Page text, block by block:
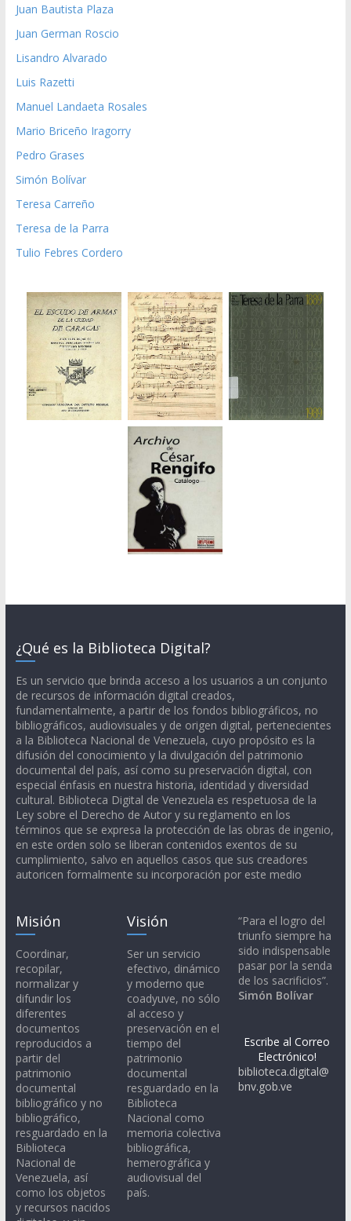
Juan Bautista Plaza
Juan German Roscio
Lisandro Alvarado
Luis Razetti
Manuel Landaeta Rosales
Mario Briceño Iragorry
Pedro Grases
Simón Bolívar
Teresa Carreño
Teresa de la Parra
Tulio Febres Cordero
¿Qué es la Biblioteca Digital?
Es un servicio que brinda acceso a los usuarios a un conjunto
de recursos de información digital creados,
fundamentalmente, a partir de los fondos bibliográficos, no
bibliográficos, audiovisuales y de origen digital, pertenecientes
a la Biblioteca Nacional de Venezuela, cuyo propósito es la
difusión del conocimiento y la divulgación del patrimonio
documental del país, así como su preservación digital, con
especial énfasis en nuestra historia, identidad y diversidad
cultural. Biblioteca Digital de Venezuela es respetuosa de la
Ley sobre el Derecho de Autor y su reglamento en los
términos que se expresa la protección de las obras de ingenio,
en este orden solo se liberan contenidos exentos de su
cumplimiento, salvo en aquellos casos que sus creadores
autoricen formalmente su incorporación por este medio
Misión
Coordinar,
recopilar,
normalizar y
difundir los
diferentes
documentos
reproducidos a
partir del
patrimonio
documental
bibliográfico y no
bibliográfico,
resguardado en la
Biblioteca
Nacional de
Venezuela, así
como los objetos
y recursos nacidos
Visión
Ser un servicio
efectivo, dinámico
y moderno que
coadyuve, no sólo
al acceso y
preservación en el
tiempo del
patrimonio
documental
resguardado en la
Biblioteca
Nacional como
memoria colectiva
bibliográfica,
hemerográfica y
audiovisual del
país.
“Para el logro del
triunfo siempre ha
sido indispensable
pasar por la senda
de los sacrificios”.
Simón Bolívar
Escribe al Correo
Electrónico!
biblioteca.digital@
bnv.gob.ve